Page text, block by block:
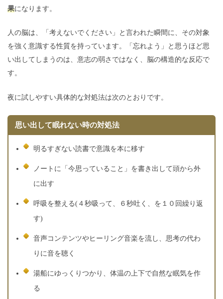
果になります。
人の脳は、「考えないでください」と言われた瞬間に、その対象
を強く意識する性質を持っています。「忘れよう」と思うほど思
い出してしまうのは、意志の弱さではなく、脳の構造的な反応で
す。
夜に試しやすい具体的な対処法は次のとおりです。
思い出して眠れない時の対処法
明るすぎない読書で意識を本に移す
ノートに「今思っていること」を書き出して頭から外
に出す
呼吸を整える(４秒吸って、６秒吐く、を１０回繰り返
す)
音声コンテンツやヒーリング音楽を流し、思考の代わ
りに音を聴く
湯船にゆっくりつかり、体温の上下で自然な眠気を作
る